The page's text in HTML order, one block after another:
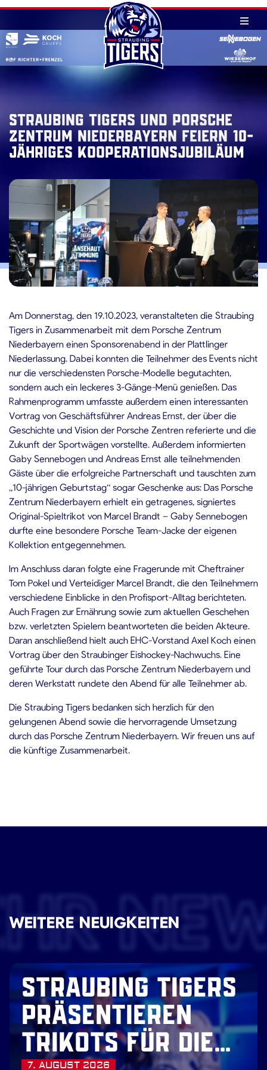
Skip
content
Straubing Tigers und Porsche
Zentrum Niederbayern feiern 10-
jähriges Kooperationsjubiläum
Am Donnerstag, den 19.10.2023, veranstalteten die Straubing
Tigers in Zusammenarbeit mit dem Porsche Zentrum
Niederbayern einen Sponsorenabend in der Plattlinger
Niederlassung. Dabei konnten die Teilnehmer des Events nicht
nur die verschiedensten Porsche-Modelle begutachten,
sondern auch ein leckeres 3-Gänge-Menü genießen. Das
Rahmenprogramm umfasste außerdem einen interessanten
Vortrag von Geschäftsführer Andreas Ernst, der über die
Geschichte und Vision der Porsche Zentren referierte und die
Zukunft der Sportwägen vorstellte. Außerdem informierten
Gaby Sennebogen und Andreas Ernst alle teilnehmenden
Gäste über die erfolgreiche Partnerschaft und tauschten zum
„10-jährigen Geburtstag“ sogar Geschenke aus: Das Porsche
Zentrum Niederbayern erhielt ein getragenes, signiertes
Original-Spieltrikot von Marcel Brandt – Gaby Sennebogen
durfte eine besondere Porsche Team-Jacke der eigenen
Kollektion entgegennehmen.
Im Anschluss daran folgte eine Fragerunde mit Cheftrainer
Tom Pokel und Verteidiger Marcel Brandt, die den Teilnehmern
verschiedene Einblicke in den Profisport-Alltag berichteten.
Auch Fragen zur Ernährung sowie zum aktuellen Geschehen
bzw. verletzten Spielern beantworteten die beiden Akteure.
Daran anschließend hielt auch EHC-Vorstand Axel Koch einen
Vortrag über den Straubinger Eishockey-Nachwuchs. Eine
geführte Tour durch das Porsche Zentrum Niederbayern und
deren Werkstatt rundete den Abend für alle Teilnehmer ab.
Die Straubing Tigers bedanken sich herzlich für den
gelungenen Abend sowie die hervorragende Umsetzung
durch das Porsche Zentrum Niederbayern. Wir freuen uns auf
die künftige Zusammenarbeit.
WEITERE NEUIGKEITEN
STRAUBING TIGERS
PRÄSENTIEREN
TRIKOTS FÜR DIE
7. AUGUST 2026